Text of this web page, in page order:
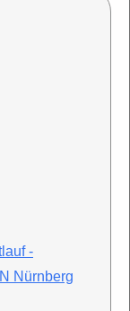
-
Nürnberg